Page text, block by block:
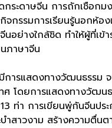
กระดาษจีน การถักเชือกม
จกรรมการเรียนรู้นอกห้อง
อย่างใกล้ชิด ทำให้ผู้ที่เข้า
ภาษาจีน
รแสดงทางวัฒนธรรม จ
ศ โดยการแสดงทางวัฒน
ท่า การเขียนพู่กันจีนปร
บำสาวงาม สร้างความตื่น